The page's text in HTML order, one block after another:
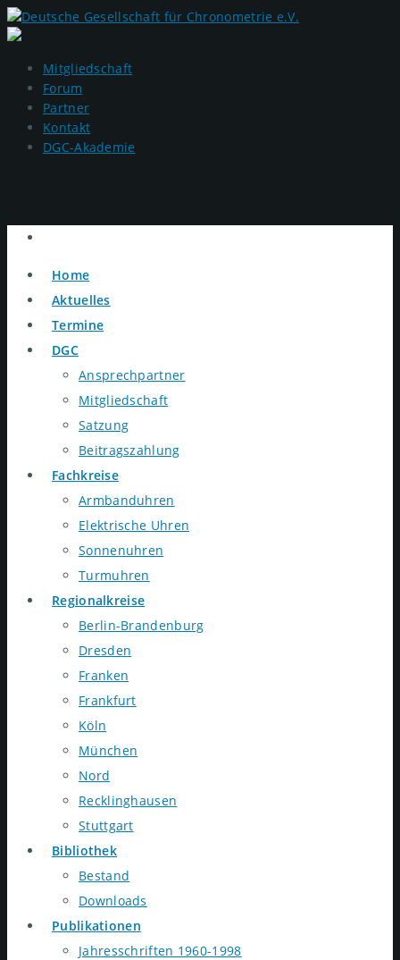
Mitgliedschaft
Forum
Partner
Kontakt
DGC-Akademie
Home
Aktuelles
Termine
DGC
Ansprechpartner
Mitgliedschaft
Satzung
Beitragszahlung
Fachkreise
Armbanduhren
Elektrische Uhren
Sonnenuhren
Turmuhren
Regionalkreise
Berlin-Brandenburg
Dresden
Franken
Frankfurt
Köln
München
Nord
Recklinghausen
Stuttgart
Bibliothek
Bestand
Downloads
Publikationen
Jahresschriften 1960-1998